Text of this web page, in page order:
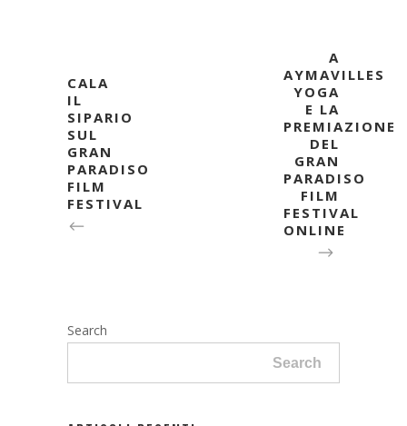
CALA
IL
SIPARIO
SUL
GRAN
PARADISO
FILM
FESTIVAL
A
AYMAVILLES
YOGA
E LA
PREMIAZIONE
DEL
GRAN
PARADISO
FILM
FESTIVAL
ONLINE
Search
Search